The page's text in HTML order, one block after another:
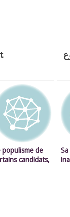
populisme de
candidats,
Sa